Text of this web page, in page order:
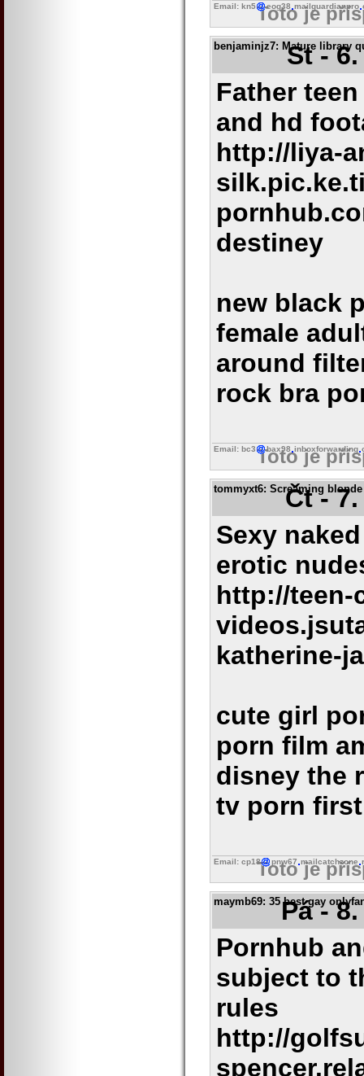
Email: kn5 eog38 mailguardianpro
Toto je
benjaminjz7: Mature library
St -
Father
and hd
http://liya-
destiney
new black
female
around
rock bra
Email: bc3 bax98 inboxforwarding
Toto je
tommyxt6: Screaming
Čt -
Sexy
erotic
http://teen-
katherine-
cute girl
porn film
disney the
tv porn
Email: cp18 pnw67 mailcatchzone
Toto je
maymb69: 35 best gay
Pá -
Pornhub
subject to
rules
http://